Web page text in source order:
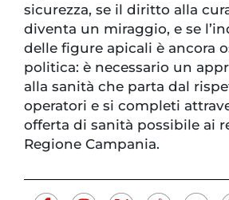
sicurezza, se il diritto alla
diventa un miraggio, e se
delle figure apicali è ancora
politica: è necessario un
alla sanità che parta dal
operatori e si completi
offerta di sanità possibile ai
Regione Campania.